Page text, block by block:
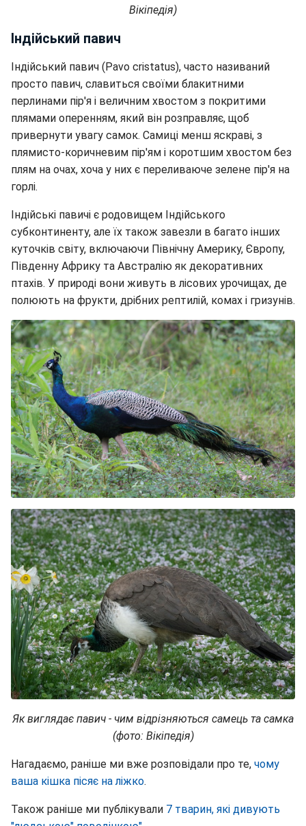
Вікіпедія)
Індійський павич
Індійський павич (Pavo cristatus), часто називаний
просто павич, славиться своїми блакитними
перлинами пір'я і величним хвостом з покритими
плямами оперенням, який він розправляє, щоб
привернути увагу самок. Самиці менш яскраві, з
плямисто-коричневим пір'ям і коротшим хвостом без
плям на очах, хоча у них є переливаюче зелене пір'я на
горлі.
Індійські павичі є родовищем Індійського
субконтиненту, але їх також завезли в багато інших
куточків світу, включаючи Північну Америку, Європу,
Південну Африку та Австралію як декоративних
птахів. У природі вони живуть в лісових урочищах, де
полюють на фрукти, дрібних рептилій, комах і гризунів.
Як виглядає павич - чим відрізняються самець та самка
(фото: Вікіпедія)
Нагадаємо, раніше ми вже розповідали про те, чому
ваша кішка пісяє на ліжко.
Також раніше ми публікували 7 тварин, які дивують